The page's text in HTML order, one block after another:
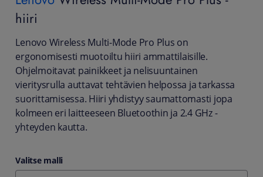
hiiri
Lenovo Wireless Multi-Mode Pro Plus on
ergonomisesti muotoiltu hiiri ammattilaisille.
Ohjelmoitavat painikkeet ja nelisuuntainen
vieritysrulla auttavat tehtävien helpossa ja tarkassa
suorittamisessa. Hiiri yhdistyy saumattomasti jopa
kolmeen eri laitteeseen Bluetoothin ja 2.4 GHz -
yhteyden kautta.
Valitse malli